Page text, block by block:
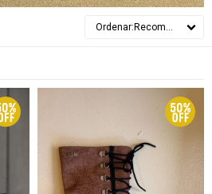
Recomendados